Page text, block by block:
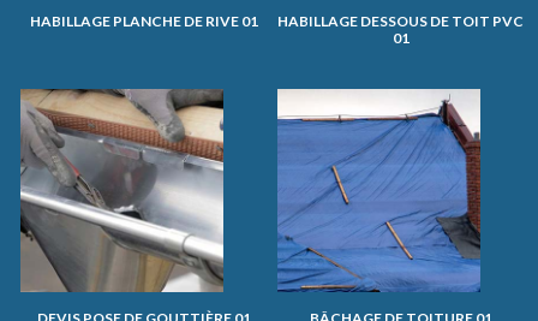
HABILLAGE PLANCHE DE RIVE 01
HABILLAGE DESSOUS DE TOIT PVC
01